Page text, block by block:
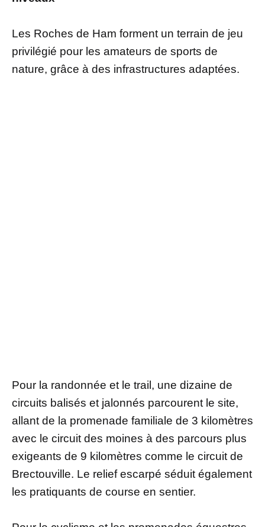
Les Roches de Ham forment un terrain de jeu
privilégié pour les amateurs de sports de
nature, grâce à des infrastructures adaptées.
Pour la randonnée et le trail, une dizaine de
circuits balisés et jalonnés parcourent le site,
allant de la promenade familiale de 3 kilomètres
avec le circuit des moines à des parcours plus
exigeants de 9 kilomètres comme le circuit de
Brectouville. Le relief escarpé séduit également
les pratiquants de course en sentier.